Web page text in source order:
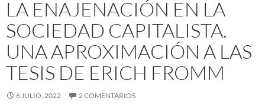
LA ENAJENACIÓN EN LA
SOCIEDAD CAPITALISTA.
UNA APROXIMACIÓN A LAS
TESIS DE ERICH FROMM
6 JULIO, 2022 2 COMENTARIOS